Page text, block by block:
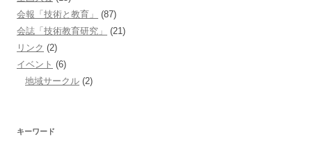
会報「技術と教育」
(87)
会誌「技術教育研究」
(21)
リンク (2)
イベント (6)
地域サークル (2)
キーワード